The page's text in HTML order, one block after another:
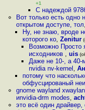
+1
С надеждой
Вот только есть одно
открытом доступе, тол,
Ну, не знаю, вроде
которого ко, Zenitur
Возможно Просто
исходников ,uis
Даже не 10-, а 40-
nvidia nv-kernel ,
потому что
обфусцированый
gnome wayland
иnvidia-drm modes,
это всё один драйвер,